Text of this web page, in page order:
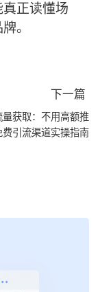
正读懂场
。
下一篇
获取：不用高额推
费引流渠道实操指南